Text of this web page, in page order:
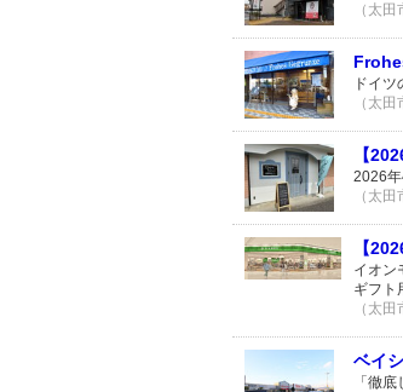
（太
ドイ
（太
【
2026
（太
【
イオン
ギフト
（太
ベイ
「徹